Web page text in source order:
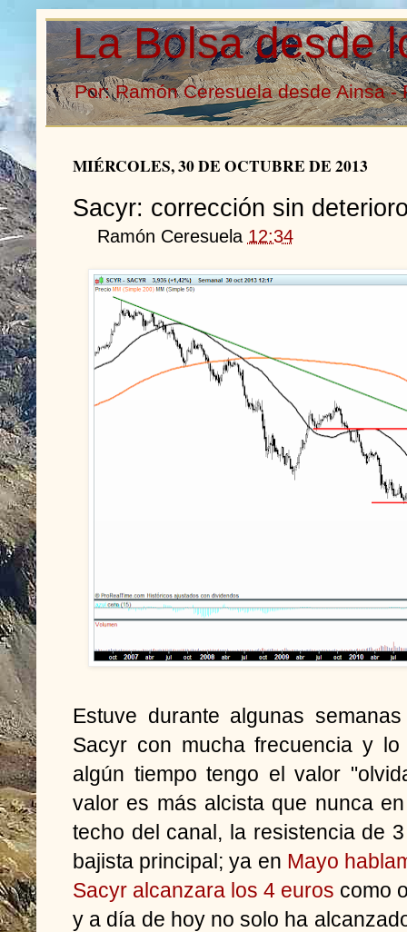
La Bolsa desde
Por: Ramón Ceresuela desde Ainsa -
MIÉRCOLES, 30 DE OCTUBRE DE 2013
Sacyr: corrección sin
Ramón Ceresuela 12:34
Estuve durante algunas
Sacyr con mucha frecuencia y
algún tiempo tengo el valor
valor es más alcista que nunca
techo del canal, la resistencia de
bajista principal; ya en Mayo
Sacyr alcanzara los 4 euros como
y a día de hoy no solo ha